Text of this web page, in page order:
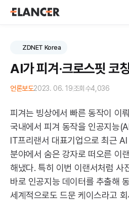
ZDNET Korea
AI가 피겨·크로스핏 코
언론보도2023. 06. 19조회수4,036
피겨는 빙상에서 빠른 동작이 이
국내에서 피겨 동작을 인공지능
IT프리랜서 대표기업으로 최근
분야에서 숨은 강자로 떠오른 이
해냈다. 특히 이번 이랜서처럼 사
바로 인공지능 데이터를 추출해
세계적으로도 드문 케이스라고